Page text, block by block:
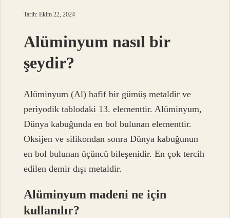
Tarih: Ekim 22, 2024
Alüminyum nasıl bir
şeydir?
Alüminyum (Al) hafif bir gümüş metaldir ve
periyodik tablodaki 13. elementtir. Alüminyum,
Dünya kabuğunda en bol bulunan elementtir.
Oksijen ve silikondan sonra Dünya kabuğunun
en bol bulunan üçüncü bileşenidir. En çok tercih
edilen demir dışı metaldir.
Alüminyum madeni ne için
kullanılır?